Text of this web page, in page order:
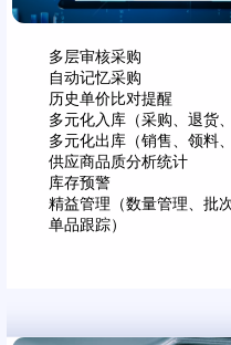
多层审核采购
自动记忆采购
历史单价比对提醒
多元化入库（采购、退货
多元化出库（销售、领料
供应商品质分析统计
库存预警
精益管理（数量管理、批
单品跟踪）